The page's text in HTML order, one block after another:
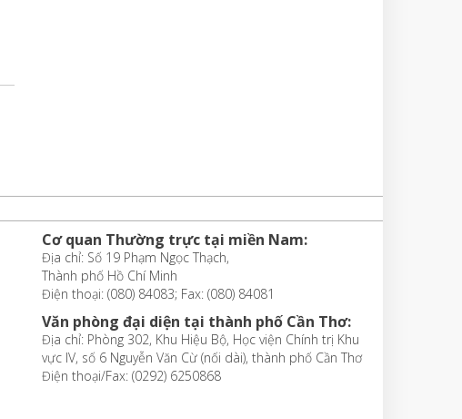
Cơ quan Thường trực tại miền Nam:
Địa chỉ: Số 19 Phạm Ngọc Thạch,
Thành phố Hồ Chí Minh
Điện thoại: (080) 84083; Fax: (080) 84081
Văn phòng đại diện tại thành phố Cần Thơ:
Địa chỉ: Phòng 302, Khu Hiệu Bộ, Học viện Chính trị Khu
vực IV, số 6 Nguyễn Văn Cừ (nối dài), thành phố Cần Thơ
Điện thoại/Fax: (0292) 6250868